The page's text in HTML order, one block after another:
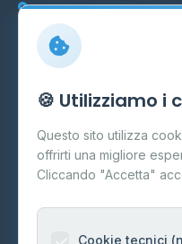
Marche
Info
Cos'è il GPL
FAQ
Contatti
Informazioni legali
🍪 Utilizziamo i
Questo sito utilizza
offrirti una migliore
Cliccando "Accetta"
Cookie tecnici